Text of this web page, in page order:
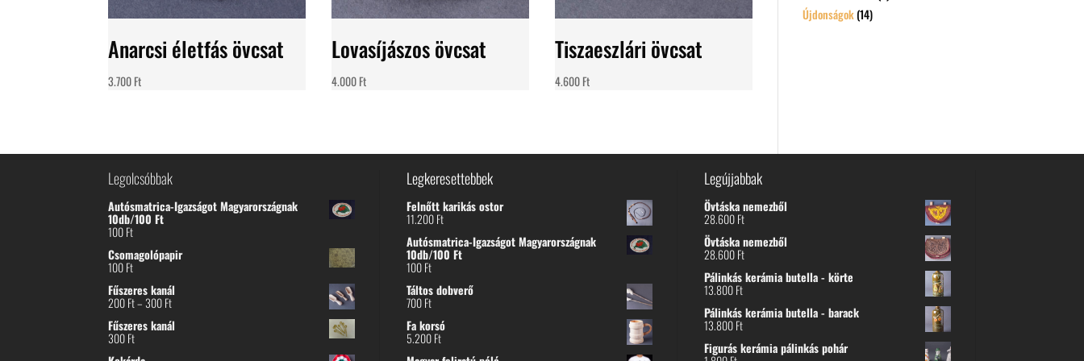
Anarcsi életfás övcsat
3.700Ft
Lovasíjászos övcsat
4.000Ft
Tiszaeszlári övcsat
4.600Ft
Újdonságok(14)
Legolcsóbbak
Autósmatrica-Igazságot Magyarországnak
10db/100 Ft
100Ft
Csomagolópapir
100Ft
Fűszeres kanál
200Ft– 300FtÁrtartomány:
-
Fűszeres kanál
300Ft
Legkeresettebbek
Felnőtt karikás ostor
11.200Ft
Autósmatrica-Igazságot Magyarországnak
10db/100 Ft
100Ft
Táltos dobverő
700Ft
Fa korsó
5.200Ft
Legújjabbak
Övtáska nemezből
28.600Ft
Övtáska nemezből
28.600Ft
Pálinkás kerámia butella - körte
13.800Ft
Pálinkás kerámia butella - barack
13.800Ft
Figurás kerámia pálinkás pohár